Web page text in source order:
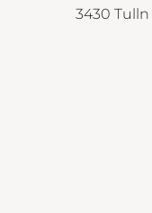
3430